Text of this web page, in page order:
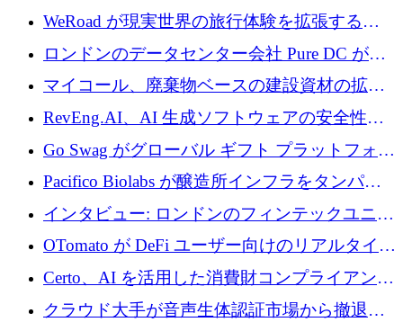
電技術の規模拡大に向けて 430 万ポンドを調
WeRoad が現実世界の旅行体験を拡張するた
めに 5,800 万ドルを獲得
ロンドンのデータセンター会社 Pure DC が欧
州と中東の拡張に 27 億ドルを確保
マイコール、廃棄物ベースの建設資材の拡大
に400万ポンドを投資
RevEng.AI、AI 生成ソフトウェアの安全性を
確保するために 1,500 万ドルを調達
Go Swag がグローバル ギフト プラットフォー
ムを拡大するために 500 万ドルを調達
Pacifico Biolabs が醸造所インフラをタンパク
質生産に転換するために 700 万ユーロを調達
インタビュー: ロンドンのフィンテックユニコ
ーン Tide の CEO、オリバー・プリル氏
OTomato が DeFi ユーザー向けのリアルタイム
インテリジェンス レイヤーを構築するために
Improbable から 200 万ドルを調達
Certo、AI を活用した消費財コンプライアンス
プラットフォームのために 400 万ドルを調達
クラウド大手が音声生体認証市場から撤退す